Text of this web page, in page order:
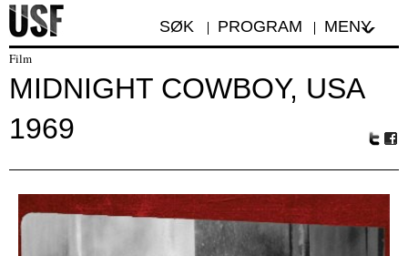
SØK PROGRAM MENY
Film
MIDNIGHT COWBOY, USA
1969
r
oo